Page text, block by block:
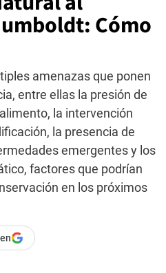
Cómo
amenazas que ponen
entre ellas la presión de
la intervención
la presencia de
emergentes y los
factores que podrían
en los próximos